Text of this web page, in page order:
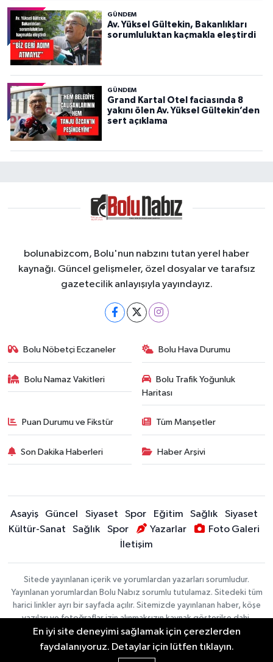
GÜNDEM
Av. Yüksel Gültekin, Bakanlıkları
sorumluluktan kaçmakla eleştirdi
GÜNDEM
Grand Kartal Otel faciasında 8
yakını ölen Av. Yüksel Gültekin’den
sert açıklama
bolunabizcom, Bolu'nun nabzını tutan yerel haber
kaynağı. Güncel gelişmeler, özel dosyalar ve tarafsız
gazetecilik anlayışıyla yayındayız.
Bolu Nöbetçi Eczaneler Bolu Hava Durumu
Bolu Namaz Vakitleri
Bolu Trafik Yoğunluk
Haritası
Puan Durumu ve Fikstür Tüm Manşetler
Son Dakika Haberleri Haber Arşivi
Asayiş Güncel Siyaset Spor Eğitim Sağlık
Siyaset
Kültür-Sanat
Sağlık Spor Yazarlar
Foto Galeri
İletişim
Sitede yayınlanan içerik ve yorumlardan yazarları sorumludur.
Yayınlanan yorumlardan Bolu Nabız sorumlu tutulamaz. Sitedeki tüm
harici linkler ayrı bir sayfada açılır. Sitemizde yayınlanan haber, köşe
yazıları ve fotoğraflar izin alınmaksızın kaynak gösterilse dahi,
herhangi bir ortamda kullanılamaz ve yayınlanamaz
En iyi site deneyimi sağlamak için çerezlerden
faydalanıyoruz. Detaylar için lütfen tıklayın.